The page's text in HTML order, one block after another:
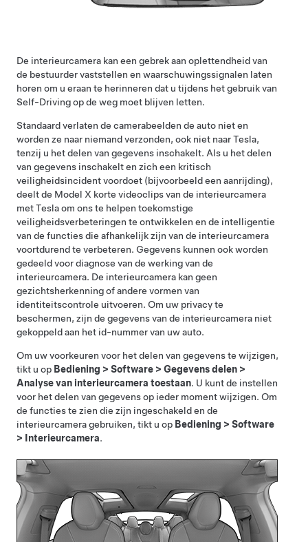
De interieurcamera kan een gebrek aan oplettendheid van
de bestuurder vaststellen en waarschuwingssignalen laten
horen om u eraan te herinneren dat u tijdens het gebruik van
Self-Drivingop de weg moet blijven letten.
Standaard verlaten de camerabeelden de auto niet en
worden ze naar niemand verzonden, ook niet naar Tesla,
tenzij u het delen van gegevens inschakelt. Als u het delen
van gegevens inschakelt en zich een kritisch
veiligheidsincident voordoet (bijvoorbeeld een aanrijding),
deelt de Model X korte videoclips van de interieurcamera
met Tesla om ons te helpen toekomstige
veiligheidsverbeteringen te ontwikkelen en de intelligentie
van de functies die afhankelijk zijn van de interieurcamera
voortdurend te verbeteren. Gegevens kunnen ook worden
gedeeld voor diagnose van de werking van de
interieurcamera. De interieurcamera kan geen
gezichtsherkenning of andere vormen van
identiteitscontrole uitvoeren. Om uw privacy te
beschermen, zijn de gegevens van de interieurcamera niet
gekoppeld aan het id-nummer van uw auto.
Om uw voorkeuren voor het delen van gegevens te wijzigen,
tikt u op Bediening > Software > Gegevens delen >
Analyse van interieurcamera toestaan. U kunt de instellen
voor het delen van gegevens op ieder moment wijzigen. Om
de functies te zien die zijn ingeschakeld en de
interieurcamera gebruiken, tikt u op Bediening > Software
>
Interieurcamera.